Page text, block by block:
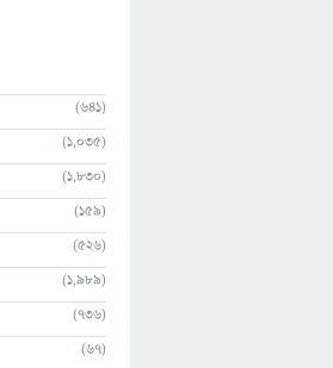
(641)
(1,035)
(1,830)
(159)
(526)
(1,989)
(736)
(67)